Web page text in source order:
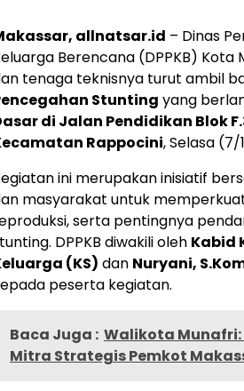
allnatsar.id – Dinas
Berencana (DPPKB)
tenaga teknisnya turut ambil
Stunting yang
di Jalan Pendidikan Blok
Rappocini, Selasa (7/
ini merupakan inisiatif
masyarakat untuk
serta pentingnya
DPPKB diwakili oleh Kabid
(KS) dan Nuryani,
peserta kegiatan.
Baca Juga : Walikota Munafri:
Mitra Strategis Pemkot